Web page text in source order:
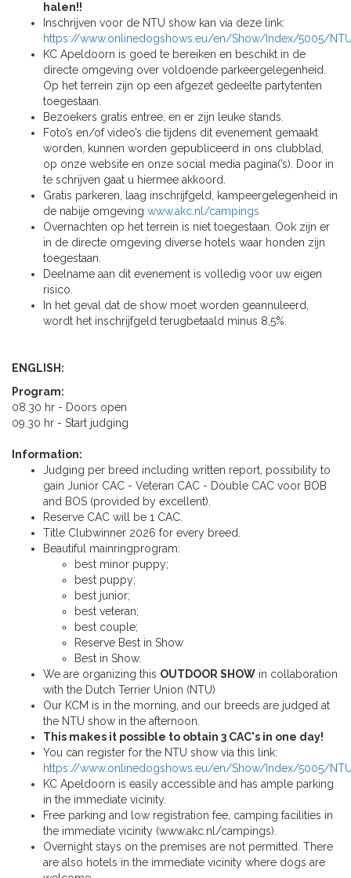
halen!!
Inschrijven voor de NTU show kan via deze link:
https://www.onlinedogshows.eu/en/Show/Index/5005/
KC Apeldoorn is goed te bereiken en beschikt in de
directe omgeving over voldoende parkeergelegenheid.
Op het terrein zijn op een afgezet gedeelte partytenten
toegestaan.
Bezoekers gratis entree, en er zijn leuke stands.
Foto’s en/of video’s die tijdens dit evenement gemaakt
worden, kunnen worden gepubliceerd in ons clubblad,
op onze website en onze social media pagina(’s). Door in
te schrijven gaat u hiermee akkoord.
Gratis parkeren, laag inschrijfgeld, kampeergelegenheid in
de nabije omgeving www.akc.nl/campings
Overnachten op het terrein is niet toegestaan. Ook zijn er
in de directe omgeving diverse hotels waar honden zijn
toegestaan.
Deelname aan dit evenement is volledig voor uw eigen
risico.
In het geval dat de show moet worden geannuleerd,
wordt het inschrijfgeld terugbetaald minus 8,5%.
ENGLISH:
Program:
08.30 hr - Doors open
09.30 hr - Start judging
Information:
Judging per breed including written report, possibility to
gain Junior CAC - Veteran CAC - Double CAC voor BOB
and BOS (provided by excellent).
Reserve CAC will be 1 CAC.
Title Clubwinner 2026 for every breed.
Beautiful mainringprogram:
best minor puppy;
best puppy;
best junior;
best veteran;
best couple;
Reserve Best in Show
Best in Show.
We are organizing this OUTDOOR SHOW in collaboration
with the Dutch Terrier Union (NTU)
Our KCM is in the morning, and our breeds are judged at
the NTU show in the afternoon.
This makes it possible to obtain 3 CAC's in one day!
You can register for the NTU show via this link:
https://www.onlinedogshows.eu/en/Show/Index/5005/
KC Apeldoorn is easily accessible and has ample parking
in the immediate vicinity.
Free parking and low registration fee, camping facilities in
the immediate vicinity (www.akc.nl/campings).
Overnight stays on the premises are not permitted. There
are also hotels in the immediate vicinity where dogs are